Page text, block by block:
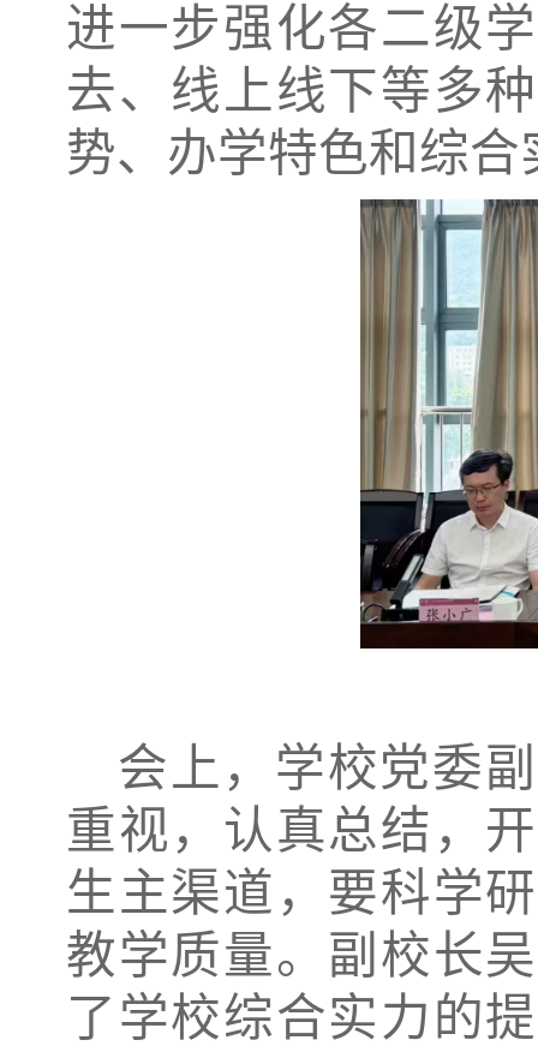
进一步强化各二级
去、线上线下等多
势、办学特色和综
会上，学校党委
重视，认真总结，
生主渠道，要科学
教学质量。 副校长
了学校综合实力的